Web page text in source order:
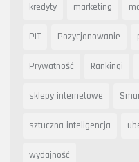
kredyty marketing
PIT Pozycjonowanie
Prywatność Rankingi
sklepy internetowe
sztuczna inteligencja
wydajność